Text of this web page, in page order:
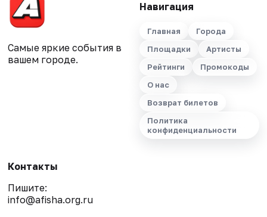
Самые яркие события в
вашем городе.
Навигация
Главная
Города
Площадки
Артисты
Рейтинги
Промокоды
О нас
Возврат билетов
Политика
конфиденциальности
Контакты
Пишите:
info@afisha.org.ru